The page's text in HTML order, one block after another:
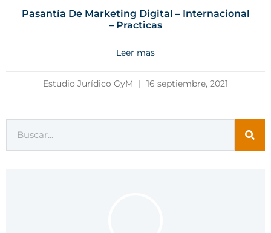
Pasantía De Marketing Digital – Internacional
– Practicas
Leer mas
Estudio Jurídico GyM 16 septiembre, 2021